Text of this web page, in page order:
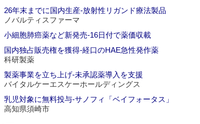
26年末までに国内生産‐放射性リガンド療法製品
ノバルティスファーマ
小細胞肺癌薬など新発売‐16日付で薬価収載
国内独占販売権を獲得‐経口のHAE急性発作薬
科研製薬
製薬事業を立ち上げ‐未承認薬導入を支援
バイタルケーエスケーホールディングス
乳児対象に無料投与‐サノフィ「ベイフォータス」
高知県須崎市